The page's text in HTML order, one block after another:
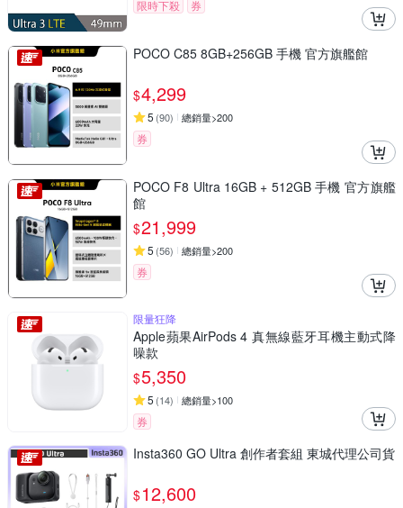
限時下殺 券
POCO C85 8GB+256GB 手機 官方旗艦館
$4,299
5 (90) 總銷量>200
券
POCO F8 Ultra 16GB + 512GB 手機 官方旗艦
館
$21,999
5 (56) 總銷量>200
券
限量狂降
Apple蘋果AirPods 4 真無線藍牙耳機主動式降
噪款
$5,350
5 (14) 總銷量>100
券
Insta360 GO Ultra 創作者套組 東城代理公司貨
$12,600